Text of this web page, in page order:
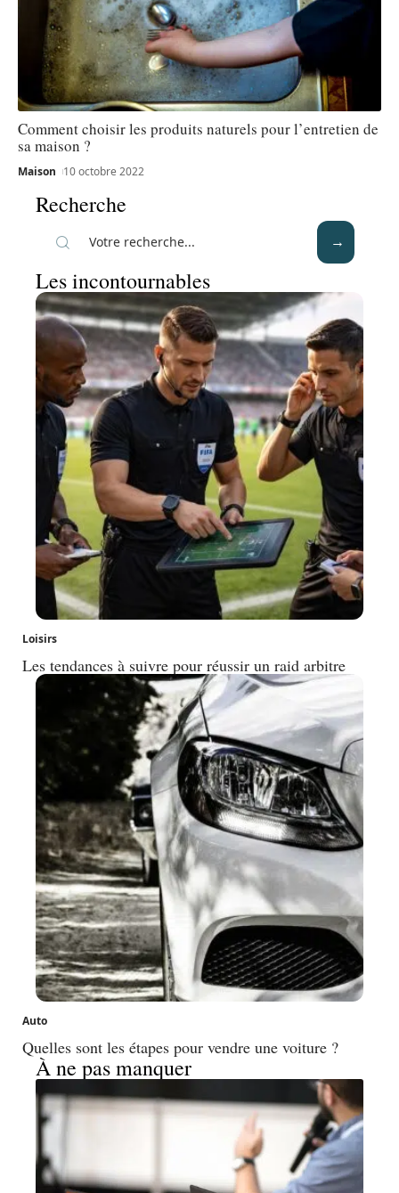
Comment choisir les produits naturels pour l’entretien de
sa maison ?
Maison 10 octobre 2022
Recherche
Les incontournables
Loisirs
Les tendances à suivre pour réussir un raid arbitre
Auto
Quelles sont les étapes pour vendre une voiture ?
À ne pas manquer